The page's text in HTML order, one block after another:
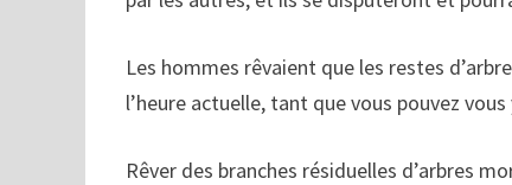
Les hommes rêvaient que les restes
l’heure actuelle, tant que vous pouvez
Rêver des branches résiduelles d’arbres